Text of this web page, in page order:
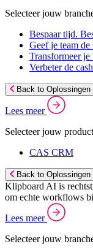
Selecteer jouw
Bespaar tijd.
Geef je team
Transformeer
Verbeter de
Back to Oplossingen
Lees meer
Selecteer jouw
CAS CRM
Back to Oplossingen
Klipboard AI is
om echte workflows
Lees meer
Selecteer jouw